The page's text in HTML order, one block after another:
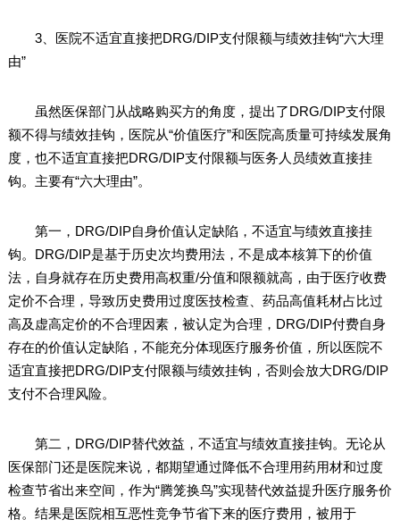
3、医院不适宜直接把DRG/DIP支付限额与绩效挂钩“六大理
由”
虽然医保部门从战略购买方的角度，提出了DRG/DIP支付限
额不得与绩效挂钩，医院从“价值医疗”和医院高质量可持续发展角
度，也不适宜直接把DRG/DIP支付限额与医务人员绩效直接挂
钩。主要有“六大理由”。
第一，DRG/DIP自身价值认定缺陷，不适宜与绩效直接挂
钩。DRG/DIP是基于历史次均费用法，不是成本核算下的价值
法，自身就存在历史费用高权重/分值和限额就高，由于医疗收费
定价不合理，导致历史费用过度医技检查、药品高值耗材占比过
高及虚高定价的不合理因素，被认定为合理，DRG/DIP付费自身
存在的价值认定缺陷，不能充分体现医疗服务价值，所以医院不
适宜直接把DRG/DIP支付限额与绩效挂钩，否则会放大DRG/DIP
支付不合理风险。
第二，DRG/DIP替代效益，不适宜与绩效直接挂钩。无论从
医保部门还是医院来说，都期望通过降低不合理用药用材和过度
检查节省出来空间，作为“腾笼换鸟”实现替代效益提升医疗服务价
格。结果是医院相互恶性竞争节省下来的医疗费用，被用于